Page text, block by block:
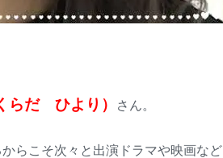
らだ ひより） さん。
らこそ次々と出演ドラマや映画など